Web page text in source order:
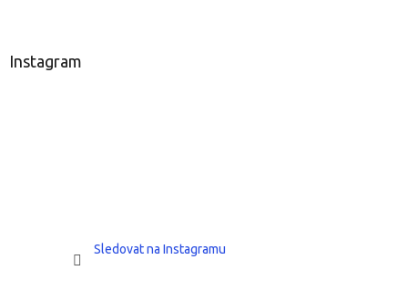
Instagram
Sledovat na Instagramu